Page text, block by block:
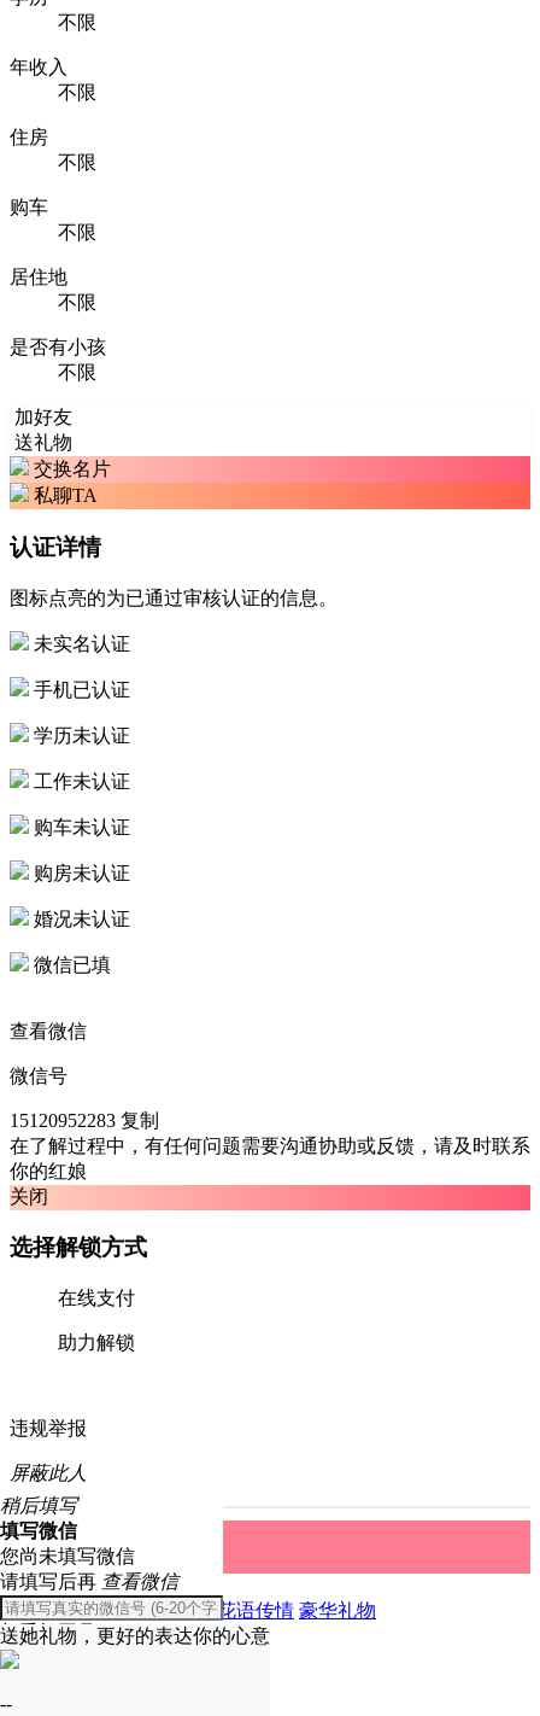
不限
年收入
不限
住房
不限
购车
不限
居住地
不限
是否有小孩
不限
加好友
送礼物
交换名片
私聊TA
认证详情
图标点亮的为已通过审核认证的信息。
未实名认证
手机已认证
学历未认证
工作未认证
购车未认证
购房未认证
婚况未认证
微信已填
查看微信
微信号
15120952283 复制
在了解过程中，有任何问题需要沟通协助或反馈，请及时联系
你的红娘
关闭
选择解锁方式
在线支付
助力解锁
违规举报
屏蔽此人
取消
稍后填写
填写微信
您尚未填写微信
请填写后再 查看微信
与手机同号
礼物中心
全部 精美礼物 爱恋表白 花语传情 豪华礼物
送她礼物，更好的表达你的心意
--
温馨提示